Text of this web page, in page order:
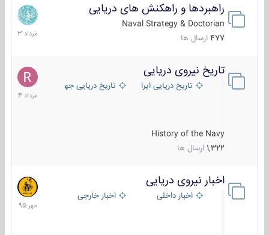
راهبردها و راهکنش های دریایی
Naval Strategy & Doctorian
477 ارسال ها
2
مرداد
1403
تاریخ نیروی دریایی
تاریخ دریایی ایران تاریخ دریایی جهان
History of the Navy
1,322 ارسال ها
16
مرداد
اخبار نیروی دریایی
اخبار داخلی اخبار خارجی
27
مهر